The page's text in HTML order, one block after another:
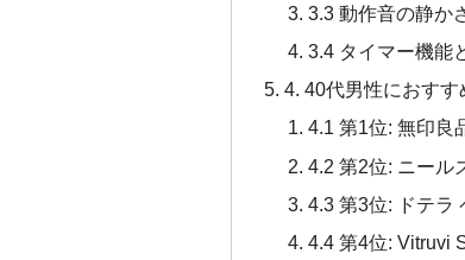
3.3 動作音の静か
3.4 タイマー機能
4. 40代男性におすす
4.1 第1位: 無印良
4.2 第2位: ニール
4.3 第3位: ドテラ
4.4 第4位: Vitruvi